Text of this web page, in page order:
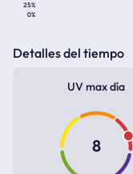
25%
0%
Detalles del tiempo
UV max día
8